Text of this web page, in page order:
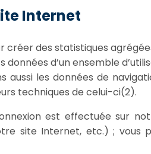
Internet
créer des statistiques
d’un ensemble
aussi les données de
techniques de celui-ci(2).
est effectuée sur
site Internet, etc.) ; vous